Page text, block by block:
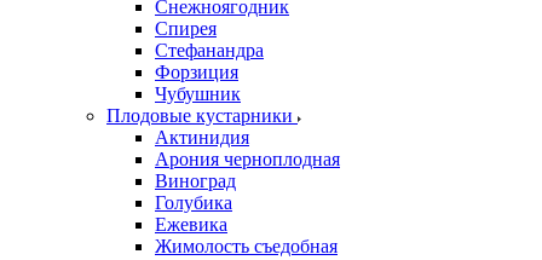
Снежноягодник
Спирея
Стефанандра
Форзиция
Чубушник
Плодовые кустарники
Актинидия
Арония черноплодная
Виноград
Голубика
Ежевика
Жимолость съедобная